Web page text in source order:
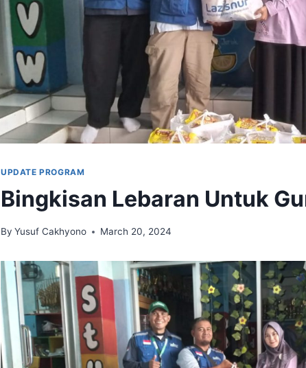
UPDATE PROGRAM
Bingkisan Lebaran Untuk
By Yusuf Cakhyono March 20, 2024